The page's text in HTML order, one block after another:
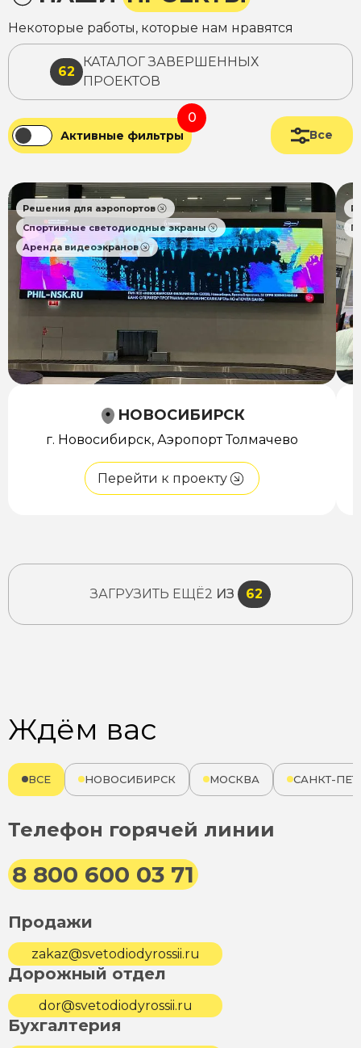
Некоторые работы, которые нам нравятся
62
КАТАЛОГ ЗАВЕРШЕННЫХ
ПРОЕКТОВ
Активные фильтры
0
Все
Решения для аэропортов
Спортивные светодиодные экраны
Аренда видеоэкранов
НОВОСИБИРСК
г. Новосибирск, Аэропорт Толмачево
Перейти к проекту
ЗАГРУЗИТЬ ЕЩЁ2 ИЗ 62
Ждём вас
ВСЕ НОВОСИБИРСК МОСКВА САНКТ-
Телефон горячей линии
8 800 600 03 71
Продажи
zakaz@svetodiodyrossii.ru
Дорожный отдел
dor@svetodiodyrossii.ru
Бухгалтерия